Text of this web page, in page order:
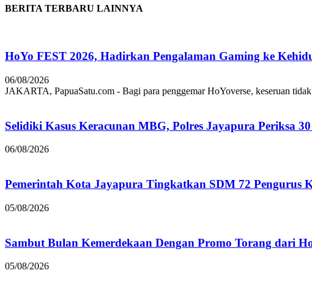
BERITA TERBARU LAINNYA
HoYo FEST 2026, Hadirkan Pengalaman Gaming ke
06/08/2026
JAKARTA, PapuaSatu.com - Bagi para penggemar HoYoverse, keseruan
Selidiki Kasus Keracunan MBG, Polres Jayapura Periksa
06/08/2026
Pemerintah Kota Jayapura Tingkatkan SDM 72 Pengurus
05/08/2026
Sambut Bulan Kemerdekaan Dengan Promo Torang dari
05/08/2026